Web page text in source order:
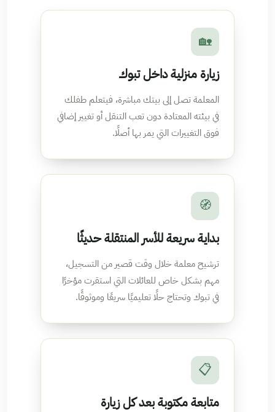
🏡
زيارة منزلية داخل تبوك
المعلمة تصل إلى بيتك مباشرة، فيتعلم طفلك
في بيئته المعتادة دون تعب التنقل أو تغيير إضافي
فوق التغييرات التي يمر بها أصلًا.
🧭
بداية سريعة للأسر المنتقلة حديثًا
ترشيح معلمة خلال وقت قصير من التسجيل،
مهم بشكل خاص للعائلات التي استقرت مؤخرًا
في تبوك وتحتاج حلًا تعليميًا سريعًا وموثوقًا.
📋
متابعة مكتوبة بعد كل زيارة